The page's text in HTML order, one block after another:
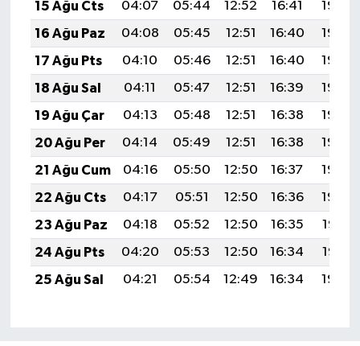
15 Ağu Cts
04:07 05:44 12:52 16:41
19:49
16 Ağu Paz
04:08 05:45 12:51 16:40
19:48
17 Ağu Pts
04:10 05:46 12:51 16:40
19:46
18 Ağu Sal
04:11 05:47 12:51 16:39
19:45
19 Ağu Çar
04:13 05:48 12:51 16:38
19:43
20 Ağu Per
04:14 05:49 12:51 16:38
19:42
21 Ağu Cum
04:16 05:50 12:50 16:37
19:40
22 Ağu Cts
04:17 05:51 12:50 16:36
19:39
23 Ağu Paz
04:18 05:52 12:50 16:35
19:37
24 Ağu Pts
04:20 05:53 12:50 16:34
19:36
25 Ağu Sal
04:21 05:54 12:49 16:34 19:34